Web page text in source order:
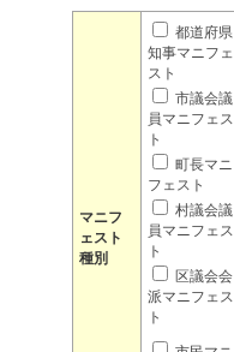
マニフ
ェスト
種別
都道府県
知事マニフェ
スト
市議会議
員マニフェス
ト
町長マニ
フェスト
村議会議
員マニフェス
ト
区議会会
派マニフェス
ト